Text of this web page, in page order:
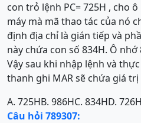
con trỏ lệnh PC= 725H , cho
máy mà mã thao tác của nó
định địa chỉ là gián tiếp và
này chứa con số 834H. Ô
Vậy sau khi nhập lệnh và
thanh ghi MAR sẽ chứa giá trị
A. 725HB. 986HC. 834HD. 726H
Câu hỏi 789307: